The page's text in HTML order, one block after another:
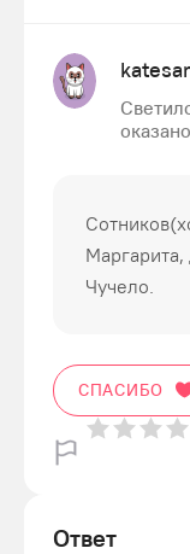
Маргарита,
Чучело.
СПАСИБО
Ответ